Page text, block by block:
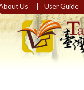
Us | User Guide